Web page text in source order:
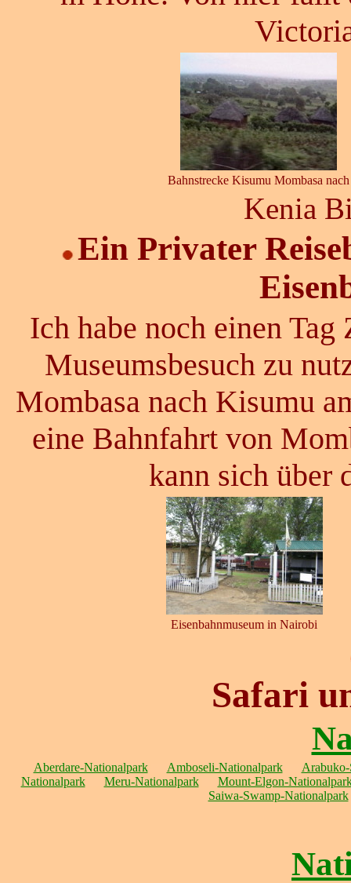
Bahnstrecke Kisumu Mombasa nach
Kenia
Ein Privater
Ich habe noch einen
Museumsbesuch zu
Mombasa nach Kisumu
eine Bahnfahrt von
kann sich über
Eisenbahnmuseum in Nairobi
Safari
Aberdare-Nationalpark Amboseli-Nationalpark
Nationalpark
Meru-Nationalpark
Mount-Elgon-
Saiwa-Swamp-Nationalpark